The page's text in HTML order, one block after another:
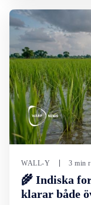
WALL-Y 3 min
🌾 Indiska
klarar både